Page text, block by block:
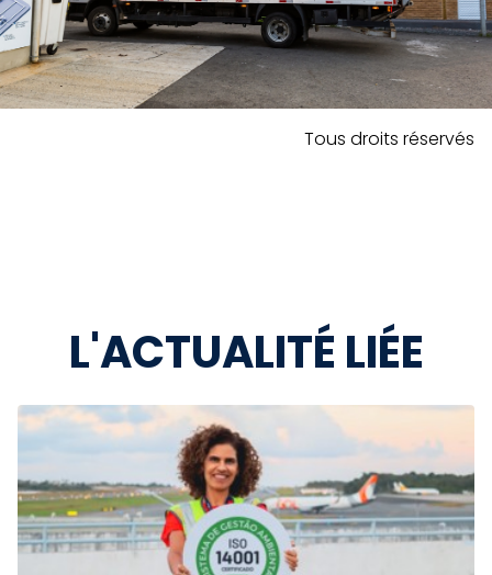
Tous droits réservés
L'ACTUALITÉ LIÉE